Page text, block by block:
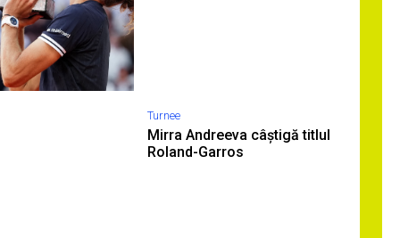
Turnee
Mirra Andreeva câștigă titlul
Roland-Garros